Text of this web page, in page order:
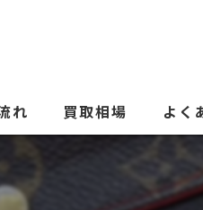
れ 買取相場 よく